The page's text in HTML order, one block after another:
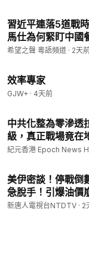
習近平連落5道戰
馬仕為何緊盯中國
地】
希望之聲 粵語頻道 · 2天
效率專家
GJW+ · 4天前
中共化整為零滲透
級，真正戰場竟在
紀元香港 Epoch News
美伊密談！停戰倒
急脫手！引爆油
(三)｜#新唐人
新唐人電視台NTDTV · 2